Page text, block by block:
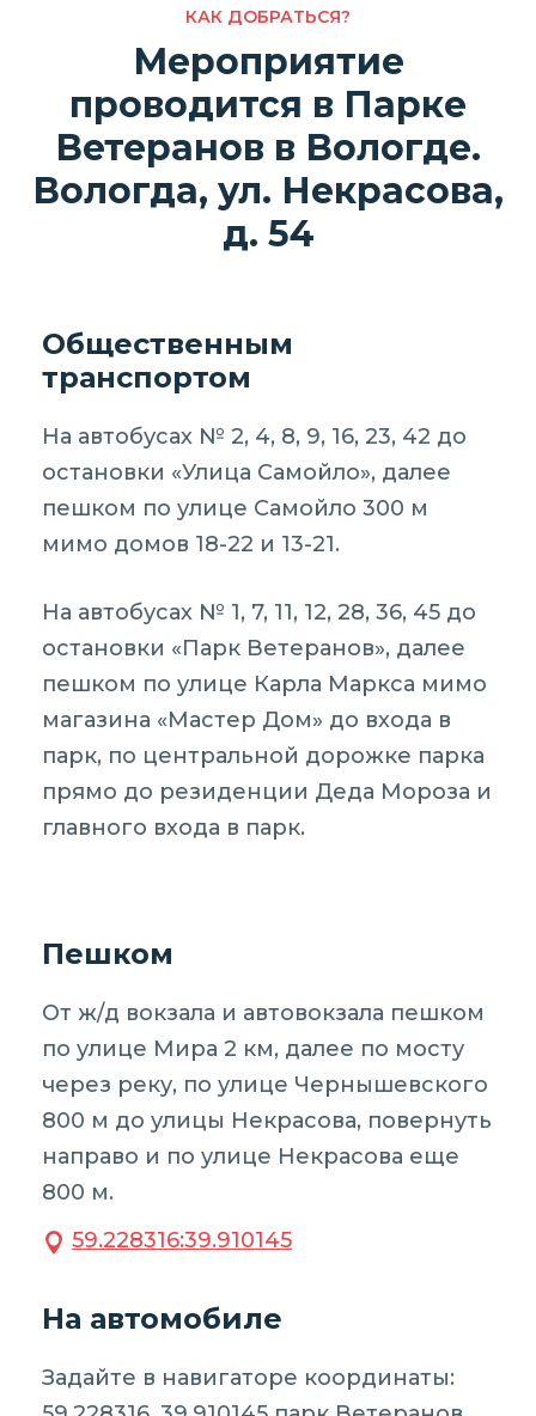
КАК ДОБРАТЬСЯ?
Мероприятие
проводится в Парке
Ветеранов в Вологде.
Вологда, ул. Некрасова,
д. 54
Общественным
транспортом
На автобусах № 2, 4, 8, 9, 16, 23, 42 до
остановки «Улица Самойло», далее
пешком по улице Самойло 300 м
мимо домов 18-22 и 13-21.
На автобусах № 1, 7, 11, 12, 28, 36, 45 до
остановки «Парк Ветеранов», далее
пешком по улице Карла Маркса мимо
магазина «Мастер Дом» до входа в
парк, по центральной дорожке парка
прямо до резиденции Деда Мороза и
главного входа в парк.
Пешком
От ж/д вокзала и автовокзала пешком
по улице Мира 2 км, далее по мосту
через реку, по улице Чернышевского
800 м до улицы Некрасова, повернуть
направо и по улице Некрасова еще
800 м.
59.228316:39.910145
На автомобиле
Задайте в навигаторе координаты: